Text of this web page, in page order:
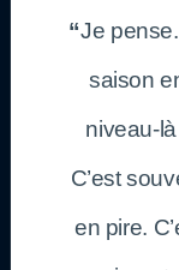
“Je
saison
niveau-
C’est
en pire.